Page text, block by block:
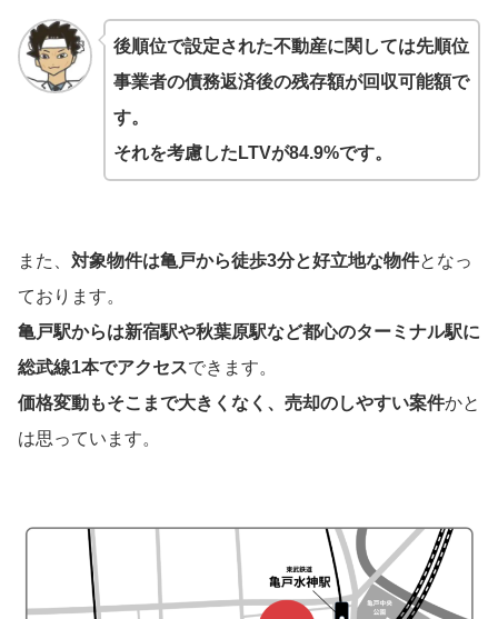
後順位で設定された不動産に関しては先順位
事業者の債務返済後の残存額が回収可能額で
す。
それを考慮したLTVが84.9%です。
また、 対象物件は亀戸から徒歩3分と好立地な物件となっ
ております。
亀戸駅からは新宿駅や秋葉原駅など都心のターミナル駅に
総武線1本でアクセスできます。
価格変動もそこまで大きくなく、売却のしやすい案件かと
は思っています。